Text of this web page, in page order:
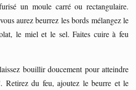
un moule carré ou rectangulaire.
aurez beurrez les bords mélangez le
le miel et le sel. Faites cuire à feu
bouillir doucement pour atteindre
Retirez du feu, ajoutez le beurre et le